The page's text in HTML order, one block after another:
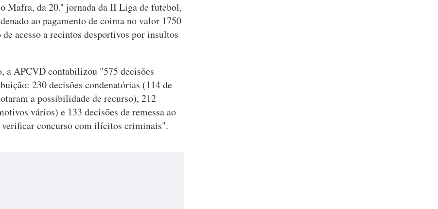
Mafra, da 20.ª jornada da II Liga de futebol,
ao pagamento de coima no valor 1750
acesso a recintos desportivos por insultos
a APCVD contabilizou "575 decisões
230 decisões condenatórias (114 de
a possibilidade de recurso), 212
vários) e 133 decisões de remessa ao
concurso com ilícitos criminais".